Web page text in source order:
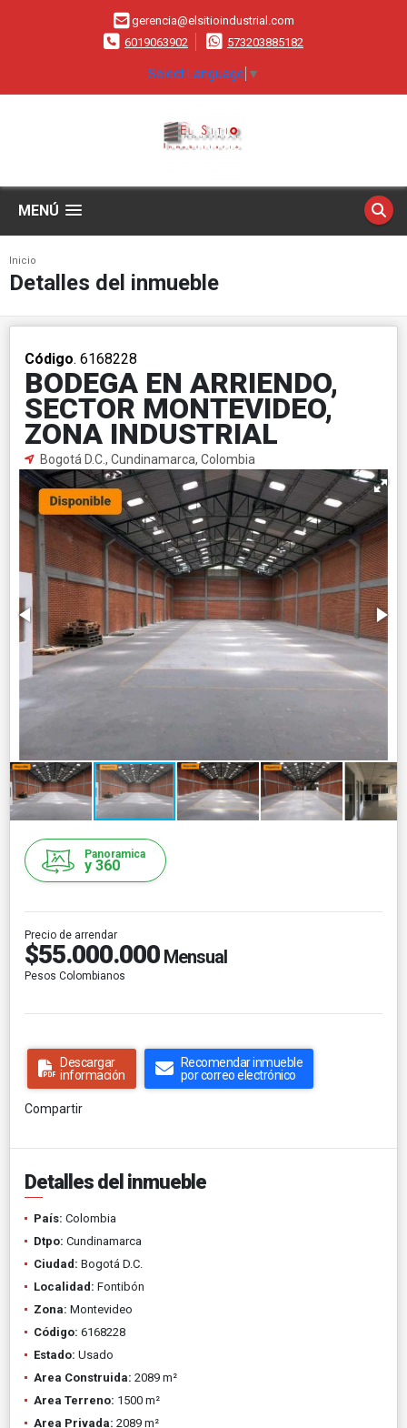
gerencia@elsitioindustrial.com
6019063902
573203885182
Select Language ▼
MENÚ
Inicio
Detalles del inmueble
Código. 6168228
BODEGA EN ARRIENDO,
SECTOR MONTEVIDEO,
ZONA INDUSTRIAL
Bogotá D.C., Cundinamarca, Colombia
Panoramica
y 360
Precio de arrendar
$55.000.000 Mensual
Pesos Colombianos
Descargar
información
Recomendar inmueble
por correo electrónico
Compartir
Detalles del inmueble
País: Colombia
Dtpo: Cundinamarca
Ciudad: Bogotá D.C.
Localidad: Fontibón
Zona: Montevideo
Código: 6168228
Estado: Usado
Area Construida: 2089 m²
Area Terreno: 1500 m²
Area Privada: 2089 m²